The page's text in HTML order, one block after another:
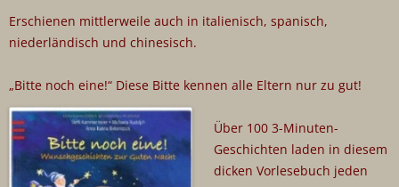
Erschienen mittlerweile auch in italienisch, spanisch,
niederländisch und chinesisch.
„Bitte noch eine!“ Diese Bitte kennen alle Eltern nur zu gut!
Über 100 3-Minuten-
Geschichten laden in diesem
dicken Vorlesebuch jeden